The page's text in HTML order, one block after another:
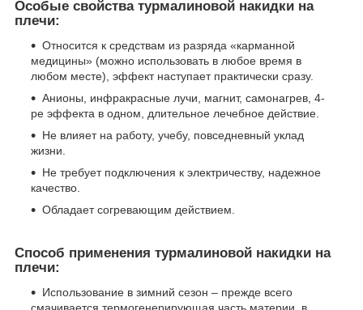
Особые свойства турмалиновой накидки на
плечи:
Относится к средствам из разряда «карманной
медицины» (можно использовать в любое время в
любом месте), эффект наступает практически сразу.
Анионы, инфракрасные лучи, магнит, самонагрев, 4-
ре эффекта в одном, длительное лечебное действие.
Не влияет на работу, учебу, повседневный уклад
жизни.
Не требует подключения к электричеству, надежное
качество.
Обладает согревающим действием.
Способ применения турмалиновой накидки на
плечи:
Использование в зимний сезон – прежде всего